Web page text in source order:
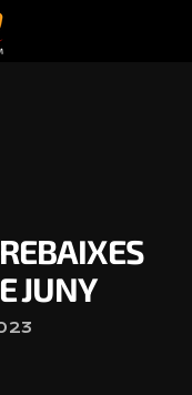
JUNY